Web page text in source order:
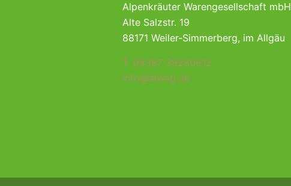
Alpenkräuter Warengesellschaft mbH
Alte Salzstr. 19
88171 Weiler-Simmerberg, im Allgäu
T: 08387 39280812
info@alwag.de